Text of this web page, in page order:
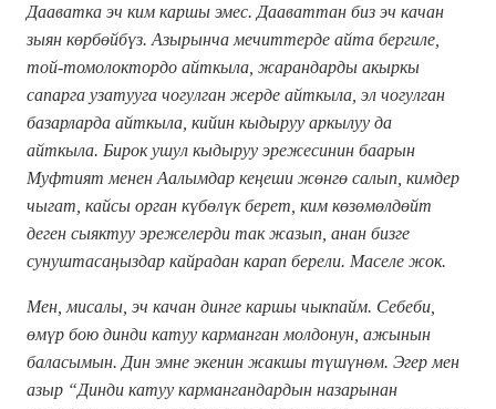
Дааватка эч ким каршы эмес. Дааваттан биз эч качан
зыян көрбөйбүз. Азырынча мечиттерде айта бергиле,
той-томолоктордо айткыла, жарандарды акыркы
сапарга узатууга чогулган жерде айткыла, эл чогулган
базарларда айткыла, кийин кыдыруу аркылуу да
айткыла. Бирок ушул кыдыруу эрежесинин баарын
Муфтият менен Аалымдар кеңеши жөнгө салып, кимдер
чыгат, кайсы орган күбөлүк берет, ким көзөмөлдөйт
деген сыяктуу эрежелерди так жазып, анан бизге
сунуштасаңыздар кайрадан карап берели. Маселе жок.
Мен, мисалы, эч качан динге каршы чыкпайм. Себеби,
өмүр бою динди катуу карманган молдонун, ажынын
баласымын. Дин эмне экенин жакшы түшүнөм. Эгер мен
азыр “Динди катуу кармангандардын назарынан